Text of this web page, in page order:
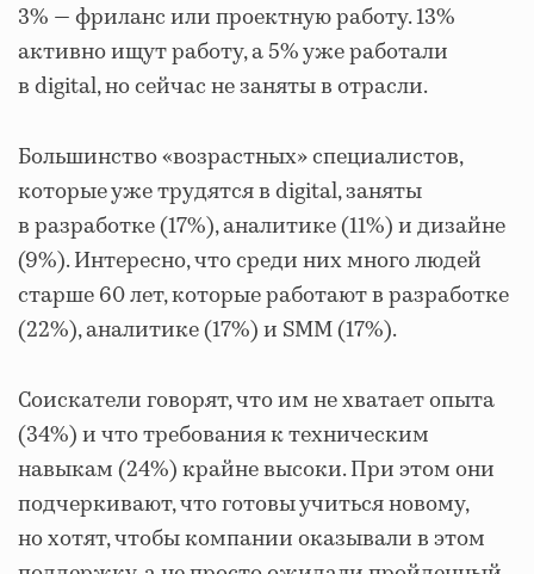
3% — фриланс или проектную работу. 13%
активно ищут работу, а 5% уже работали
в digital, но сейчас не заняты в отрасли.
Большинство «возрастных» специалистов,
которые уже трудятся в digital, заняты
в разработке (17%), аналитике (11%) и дизайне
(9%). Интересно, что среди них много людей
старше 60 лет, которые работают в разработке
(22%), аналитике (17%) и SMM (17%).
Соискатели говорят, что им не хватает опыта
(34%) и что требования к техническим
навыкам (24%) крайне высоки. При этом они
подчеркивают, что готовы учиться новому,
но хотят, чтобы компании оказывали в этом